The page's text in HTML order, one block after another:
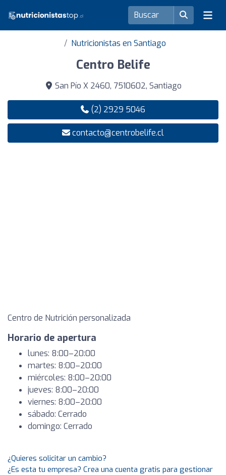
Nutricionistas en Santiago
Centro Belife
San Pío X 2460, 7510602, Santiago
(2) 2929 5046
contacto@centrobelife.cl
Centro de Nutrición personalizada
Horario de apertura
lunes: 8:00–20:00
martes: 8:00–20:00
miércoles: 8:00–20:00
jueves: 8:00–20:00
viernes: 8:00–20:00
sábado: Cerrado
domingo: Cerrado
¿Quieres solicitar un cambio?
¿Es esta tu empresa? Crea una cuenta gratis para gestionar